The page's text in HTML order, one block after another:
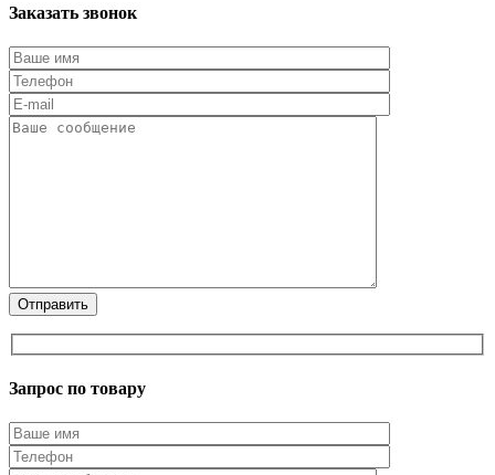
Заказать звонок
Запрос по товару